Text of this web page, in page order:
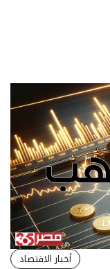
أخبار الاقتصاد